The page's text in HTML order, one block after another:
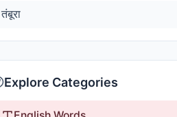
तंबूरा
Explore Categories